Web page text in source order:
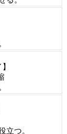
立つ。